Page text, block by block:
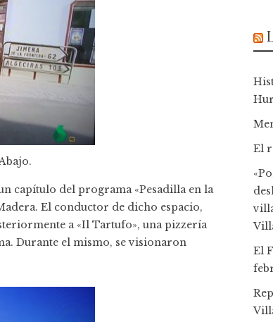
capítulo del programa «Pesadilla en la
El conductor de dicho espacio,
a «Il Tartufo», una pizzería
Durante el mismo, se visionaron
El
El